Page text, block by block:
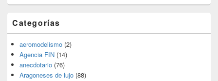
Categorías
aeromodelismo (2)
Agencia FIN (14)
anecdotario (76)
Aragoneses de lujo (88)